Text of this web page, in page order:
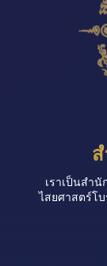
เราเป็นสำ
ไสยศาสตร์โ